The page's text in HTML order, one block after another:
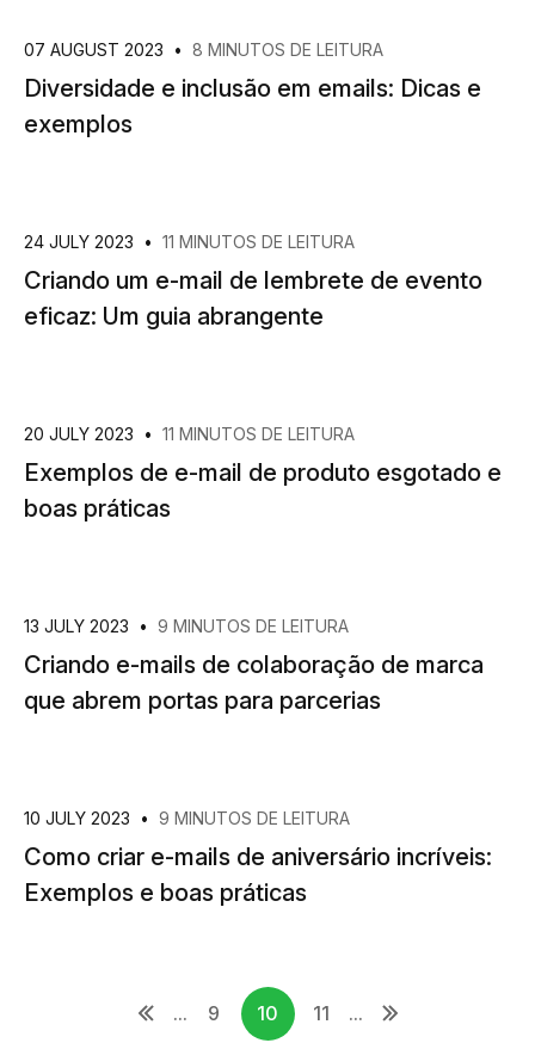
07 AUGUST 2023 • 8 MINUTOS DE LEITURA
Diversidade e inclusão em emails: Dicas e
exemplos
24 JULY 2023 • 11 MINUTOS DE LEITURA
Criando um e-mail de lembrete de evento
eficaz: Um guia abrangente
20 JULY 2023 • 11 MINUTOS DE LEITURA
Exemplos de e-mail de produto esgotado e
boas práticas
13 JULY 2023 • 9 MINUTOS DE LEITURA
Criando e-mails de colaboração de marca
que abrem portas para parcerias
10 JULY 2023 • 9 MINUTOS DE LEITURA
Como criar e-mails de aniversário incríveis:
Exemplos e boas práticas
... 9 10 11 ...